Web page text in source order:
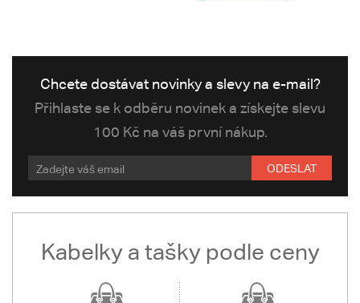
Chcete dostávat novinky a slevy na e-mail?
Přihlaste se k odběru novinek a získejte slevu
100 Kč na váš první nákup.
ODESLAT
Kabelky a tašky podle ceny